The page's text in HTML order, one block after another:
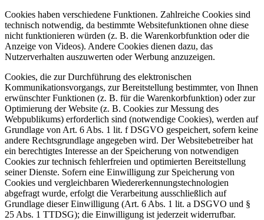
Cookies haben verschiedene Funktionen. Zahlreiche Cookies sind
technisch notwendig, da bestimmte Websitefunktionen ohne diese
nicht funktionieren würden (z. B. die Warenkorbfunktion oder die
Anzeige von Videos). Andere Cookies dienen dazu, das
Nutzerverhalten auszuwerten oder Werbung anzuzeigen.
Cookies, die zur Durchführung des elektronischen
Kommunikationsvorgangs, zur Bereitstellung bestimmter, von Ihnen
erwünschter Funktionen (z. B. für die Warenkorbfunktion) oder zur
Optimierung der Website (z. B. Cookies zur Messung des
Webpublikums) erforderlich sind (notwendige Cookies), werden auf
Grundlage von Art. 6 Abs. 1 lit. f DSGVO gespeichert, sofern keine
andere Rechtsgrundlage angegeben wird. Der Websitebetreiber hat
ein berechtigtes Interesse an der Speicherung von notwendigen
Cookies zur technisch fehlerfreien und optimierten Bereitstellung
seiner Dienste. Sofern eine Einwilligung zur Speicherung von
Cookies und vergleichbaren Wiedererkennungstechnologien
abgefragt wurde, erfolgt die Verarbeitung ausschließlich auf
Grundlage dieser Einwilligung (Art. 6 Abs. 1 lit. a DSGVO und §
25 Abs. 1 TTDSG); die Einwilligung ist jederzeit widerrufbar.